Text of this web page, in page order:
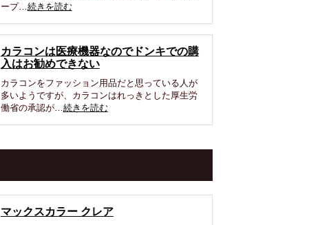
ープ…続きを読む
カラコンは医療機器なのでドンキでの購
入はお勧めできない
カラコンをファッション用品だと思っている人が
多いようですが、カラコンはれっきとした厚生労
働省の承認が…続きを読む
マックスカラー クレア